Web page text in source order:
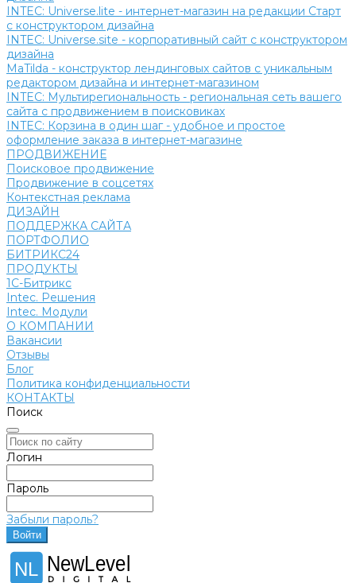
INTEC: Universe.lite - интернет-магазин на редакции Старт
с конструктором дизайна
INTEC: Universe.site - корпоративный сайт с конструктором
дизайна
MaTilda - конструктор лендинговых сайтов с уникальным
редактором дизайна и интернет-магазином
INTEC: Мультирегиональность - региональная сеть вашего
сайта с продвижением в поисковиках
INTEC: Корзина в один шаг - удобное и простое
оформление заказа в интернет-магазине
ПРОДВИЖЕНИЕ
Поисковое продвижение
Продвижение в соцсетях
Контекстная реклама
ДИЗАЙН
ПОДДЕРЖКА САЙТА
ПОРТФОЛИО
БИТРИКС24
ПРОДУКТЫ
1С-Битрикс
Intec. Решения
Intec. Модули
О КОМПАНИИ
Вакансии
Отзывы
Блог
Политика конфиденциальности
КОНТАКТЫ
Поиск
Логин
Пароль
Забыли пароль?
NewLevel
NL